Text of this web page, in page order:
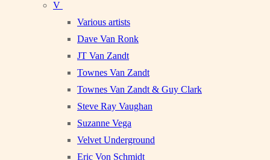
V
Various artists
Dave Van Ronk
JT Van Zandt
Townes Van Zandt
Townes Van Zandt & Guy Clark
Steve Ray Vaughan
Suzanne Vega
Velvet Underground
Eric Von Schmidt